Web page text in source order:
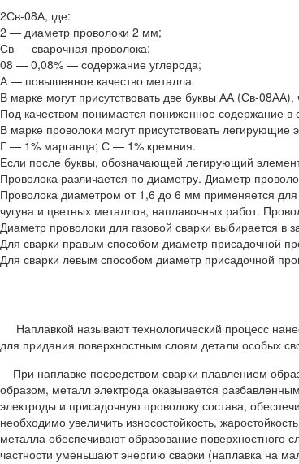
2Св-08А, где:
2 — диаметр проволоки 2 мм;
Св — сварочная проволока;
08 — 0,08% — содержание углерода;
А — повышенное качество металла.
В марке могут присутствовать две буквы АА (Св-
Под качеством понимается пониженное содержание
В марке проволоки могут присутствовать
Г — 1% марганца; С — 1% кремния.
Если после буквы, обозначающей легирующий
Проволока различается по диаметру. Диаметр
Проволока диаметром от 1,6 до 6 мм применяется
чугуна и цветных металлов, наплавочных работ.
Диаметр проволоки для газовой сварки выбирается в
Для сварки правым способом диаметр присадочной
Для сварки левым способом диаметр присадочной
Наплавкой называют технологический процесс
для придания поверхностным слоям детали особых
При наплавке посредством сварки плавлением
образом, металл электрода оказывается
электроды и присадочную проволоку состава,
необходимо увеличить износостойкость,
металла обеспечивают образование поверхностного
частности уменьшают энергию сварки (наплавка на